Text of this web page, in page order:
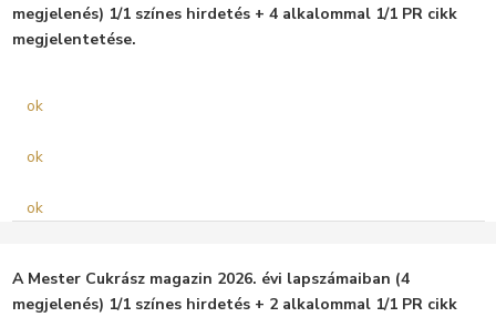
megjelenés) 1/1 színes hirdetés + 4 alkalommal 1/1 PR cikk
megjelentetése.
ok
ok
ok
A Mester Cukrász magazin 2026. évi lapszámaiban (4
megjelenés) 1/1 színes hirdetés + 2 alkalommal 1/1 PR cikk